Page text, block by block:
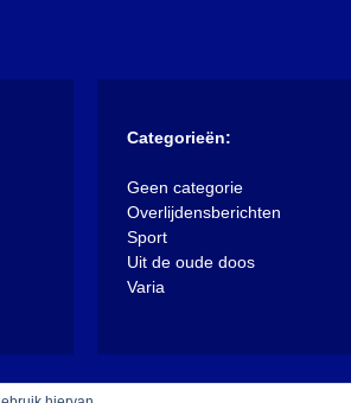
Categorieën:
Geen categorie
Overlijdensberichten
Sport
Uit de oude doos
Varia